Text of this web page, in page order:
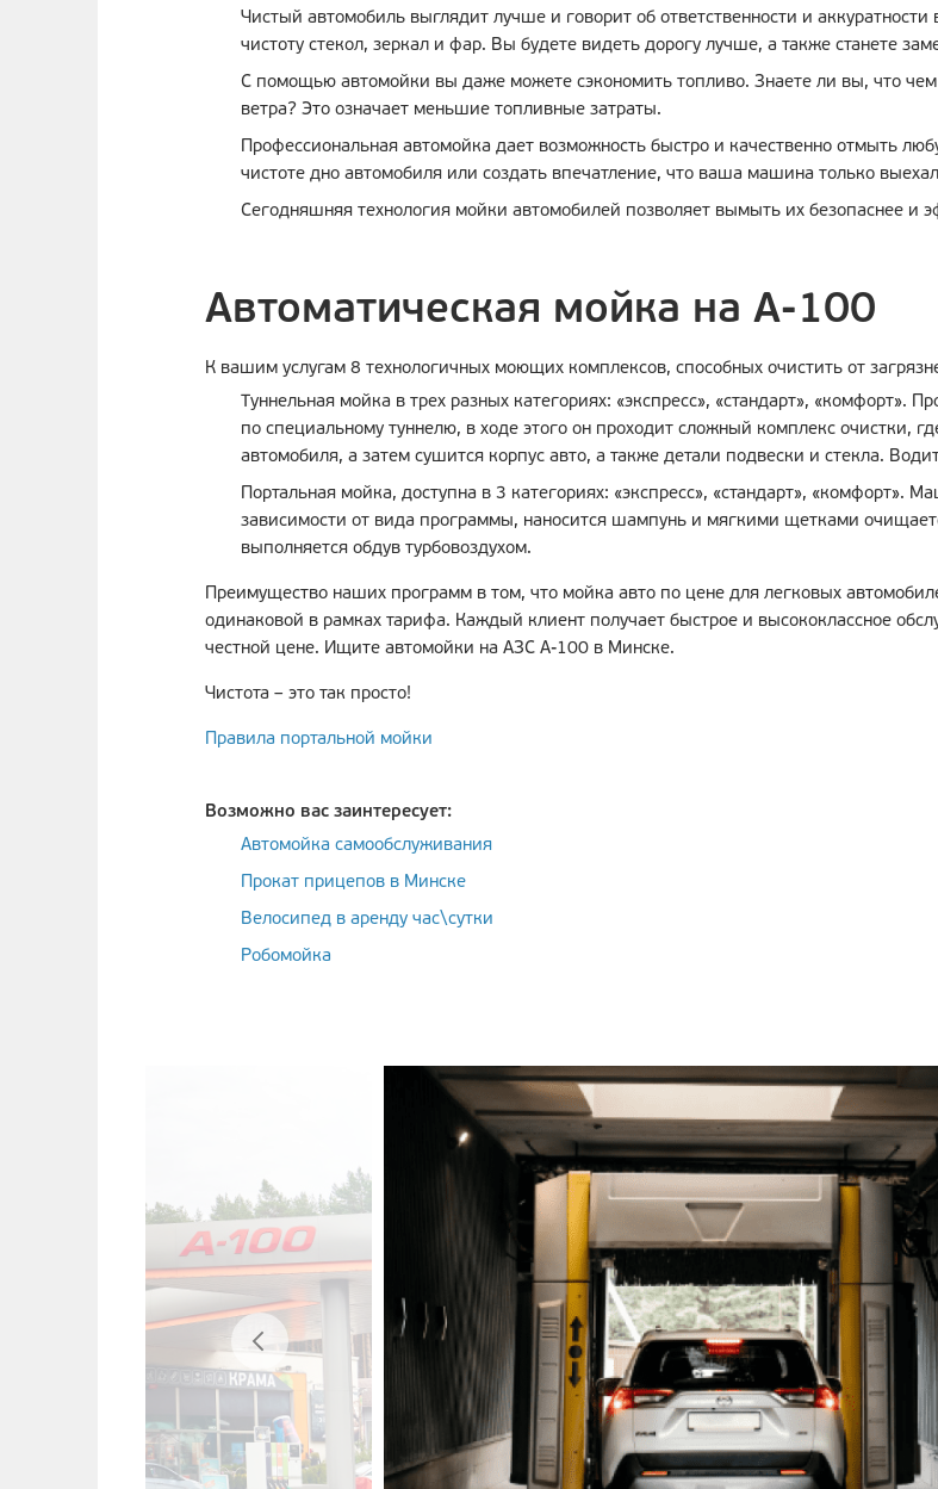
Чистый автомобиль выглядит лучше и говорит об ответственности и
чистоту стекол, зеркал и фар. Вы будете видеть дорогу лучше, а также станете
С помощью автомойки вы даже можете сэкономить топливо. Знаете ли вы, что
ветра? Это означает меньшие топливные затраты.
Профессиональная автомойка дает возможность быстро и качественно отмыть
чистоте дно автомобиля или создать впечатление, что ваша машина только
Сегодняшняя технология мойки автомобилей позволяет вымыть их безопаснее и
Автоматическая мойка на А-100
К вашим услугам 8 технологичных моющих комплексов, способных очистить от
Туннельная мойка в трех разных категориях: «экспресс», «стандарт», «комфорт».
по специальному туннелю, в ходе этого он проходит сложный комплекс очистки,
автомобиля, а затем сушится корпус авто, а также детали подвески и стекла.
Портальная мойка, доступна в 3 категориях: «экспресс», «стандарт»,
зависимости от вида программы, наносится шампунь и мягкими щетками
выполняется обдув турбовоздухом.
Преимущество наших программ в том, что мойка авто по цене для легковых
одинаковой в рамках тарифа. Каждый клиент получает быстрое и высококлассное
честной цене. Ищите автомойки на АЗС А-100 в Минске.
Чистота – это так просто!
Правила портальной мойки
Возможно вас заинтересует:
Автомойка самообслуживания
Прокат прицепов в Минске
Велосипед в аренду час\сутки
Робомойка